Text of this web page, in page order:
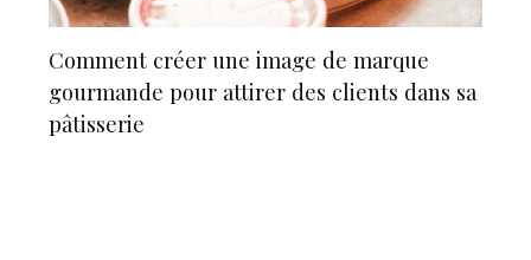
Comment créer une image de marque
gourmande pour attirer des clients dans sa
pâtisserie